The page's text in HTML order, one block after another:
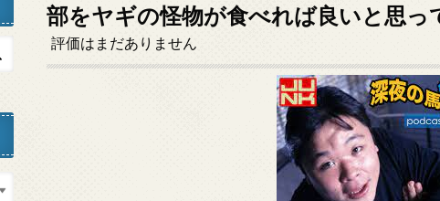
部をヤギの怪物が食べれば良いと思っ
評価はまだありません